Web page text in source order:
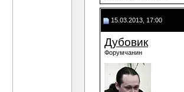
15.03.2013, 17:00
Дубовик
Форумчанин